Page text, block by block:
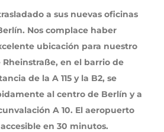
a sus nuevas oficinas
Nos complace haber
ubicación para nuestro
en el barrio de
de la A 115 y la B2, se
al centro de Berlín y a
A 10. El aeropuerto
en 30 minutos.